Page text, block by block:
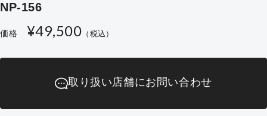
NP-156
価格
通
価
¥49,500 （税込）
取り扱い店舗にお問い合わせ